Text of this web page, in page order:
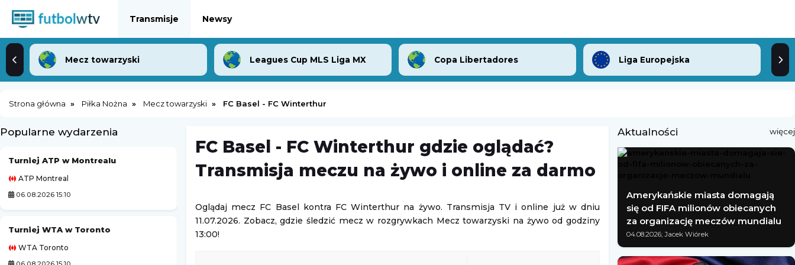
Transmisje Newsy
Mecz towarzyski Leagues Cup MLS Liga MX Copa Libertadores Liga Europejska
Strona główna Piłka Nożna Mecz towarzyski FC Basel - FC Winterthur
Popularne wydarzenia
Turniej ATP w Montrealu
ATP Montreal
06.08.2026 15:10
Turniej WTA w Toronto
WTA Toronto
Challenger Grodzisk Mazowiecki
Turniej ATP Challenger w Hagen
Inter Turku FC Vaduz
Liga Konferencji Europy
FC Basel - FC Winterthur gdzie oglądać?
Transmisja meczu na żywo i online za darmo
Oglądaj mecz FC Basel kontra FC Winterthur na żywo. Transmisja TV i online już w dniu
11.07.2026. Zobacz, gdzie śledzić mecz w rozgrywkach Mecz towarzyski na żywo od godziny
13:00!
Aktualności więcej
Amerykańskie miasta domagają
się od FIFA milionów obiecanych
za organizację meczów mundialu
04.08.2026; Jacek Wiórek